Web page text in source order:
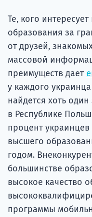
Те, кого
образования за
от друзей,
массовой
преимуществ дает
у каждого
найдется хоть
в Республике
процент
высшего
годом.
большинстве
высокое качество
программы